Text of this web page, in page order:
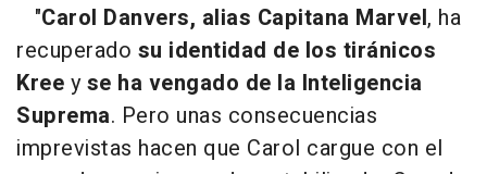
"Carol Danvers, alias Capitana Marvel, ha
recuperado su identidad de los tiránicos
Kree yse ha vengado de la Inteligencia
Suprema. Pero unas consecuencias
imprevistas hacen que Carol cargue con el